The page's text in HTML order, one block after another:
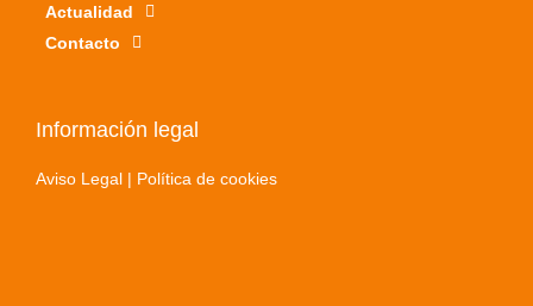
Actualidad
Contacto
Información legal
Aviso Legal | Política de cookies